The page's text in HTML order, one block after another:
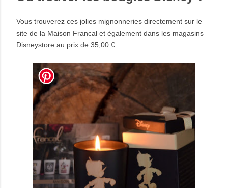
Vous trouverez ces jolies mignonneries directement sur le
site de la Maison Francal et également dans les magasins
Disneystore au prix de 35,00 €.